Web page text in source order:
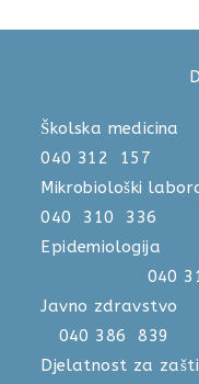
040 312 157
040 310 336
040 310
Javno
040 386 839
Djelatnost za